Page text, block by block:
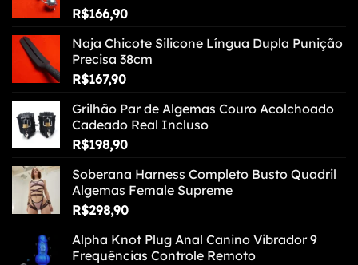
R$166,90
Naja Chicote Silicone Língua Dupla Punição
Precisa 38cm
R$167,90
Grilhão Par de Algemas Couro Acolchoado
Cadeado Real Incluso
R$198,90
Soberana Harness Completo Busto Quadril
Algemas Female Supreme
R$298,90
Alpha Knot Plug Anal Canino Vibrador 9
Frequências Controle Remoto